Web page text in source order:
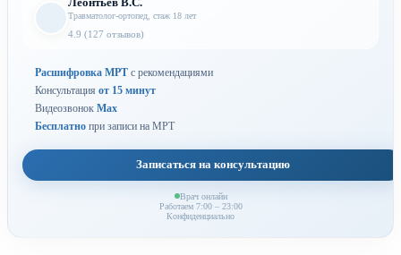
Травматолог-ортопед, стаж 18 лет
4.9 (127 отзывов)
Расшифровка МРТ с рекомендациями
Консультация от 15 минут
Видеозвонок Max
Бесплатно при записи на МРТ
Записаться на консультацию
Врач онлайн
Работаем 7:00 – 23:00
Конфиденциально